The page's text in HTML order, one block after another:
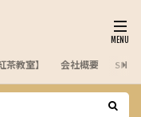
茶教室】 会社概要 SNS
会社設立